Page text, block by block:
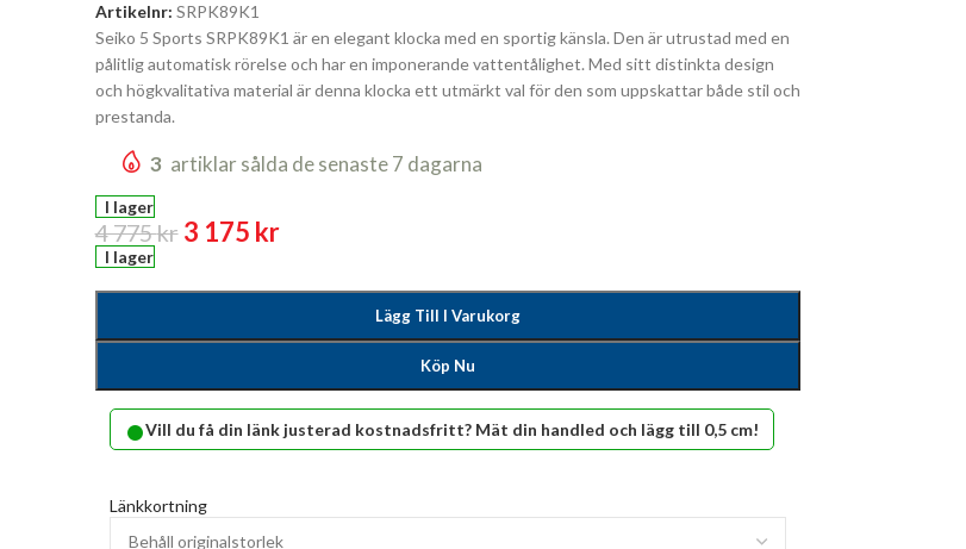
Artikelnr: SRPK89K1
Seiko 5 Sports SRPK89K1 är en elegant klocka med en sportig känsla. Den är utrustad med en
pålitlig automatisk rörelse och har en imponerande vattentålighet. Med sitt distinkta design
och högkvalitativa material är denna klocka ett utmärkt val för den som uppskattar både stil och
prestanda.
3 artiklar sålda de senaste 7 dagarna
I lager
4 775kr 3 175 kr
I lager
Lägg Till I Varukorg
Köp Nu
•Vill du få din länk justerad kostnadsfritt? Mät din handled och lägg till 0,5 cm!
Länkkortning